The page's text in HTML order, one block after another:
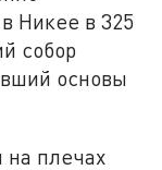
Никее в 325
собор
основы
на плечах